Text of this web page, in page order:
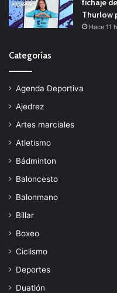
fichaje
Thurlow
Hace 11
Categorías
Agenda Deportiva
Ajedrez
Artes marciales
Atletismo
Bádminton
Baloncesto
Balonmano
Billar
Boxeo
Ciclismo
Deportes
Duatlón